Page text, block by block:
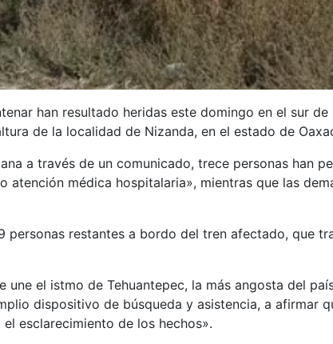
han resultado heridas este domingo en el sur
de la localidad de Nizanda, en el estado de
a través de un comunicado, trece personas han
atención médica hospitalaria», mientras que las
personas restantes a bordo del tren afectado, que
el istmo de Tehuantepec, la más angosta del
dispositivo de búsqueda y asistencia, a afirmar
esclarecimiento de los hechos».